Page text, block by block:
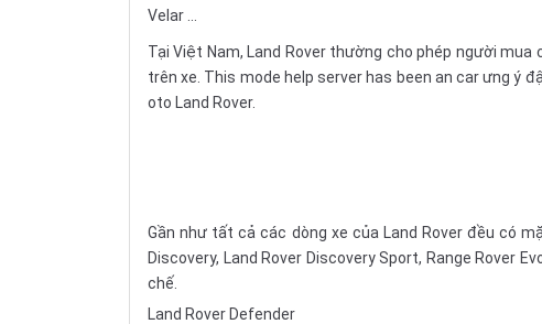
Velar ...
Tại Việt Nam, Land Rover thường cho phép người
trên xe. This mode help server has been an car ưng ý
oto Land Rover.
Gần như tất cả các dòng xe của Land Rover đều có
Discovery, Land Rover Discovery Sport, Range Rover
chế.
Land Rover Defender